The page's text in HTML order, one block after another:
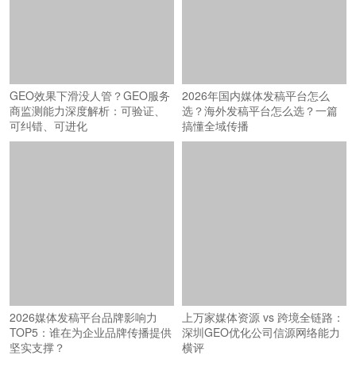
GEO效果下滑没人管？GEO服务
商监测能力深度解析：可验证、
可纠错、可进化
2026年国内媒体发稿平台怎么
选？海外发稿平台怎么选？一篇
搞懂全域传播
2026媒体发稿平台品牌影响力
TOP5：谁在为企业品牌传播提供
坚实支撑？
上万家媒体资源 vs 跨境全链路：
深圳GEO优化公司信源网络能力
横评